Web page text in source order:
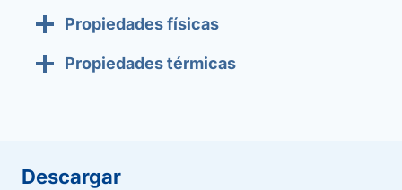
Propiedades físicas
Propiedades térmicas
Descargar